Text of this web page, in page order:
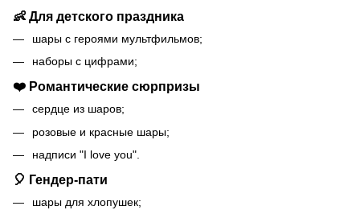
👶 Для детского праздника
шары с героями мультфильмов;
наборы с цифрами;
❤️ Романтические сюрпризы
сердце из шаров;
розовые и красные шары;
надписи "I love you".
🎈 Гендер-пати
шары для хлопушек;